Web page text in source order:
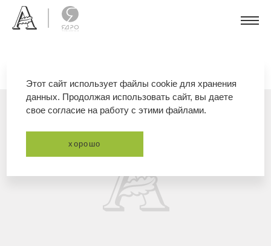
Этот сайт использует файлы cookie для хранения
данных. Продолжая использовать сайт, вы даете
свое согласие на работу с этими файлами.
хорошо